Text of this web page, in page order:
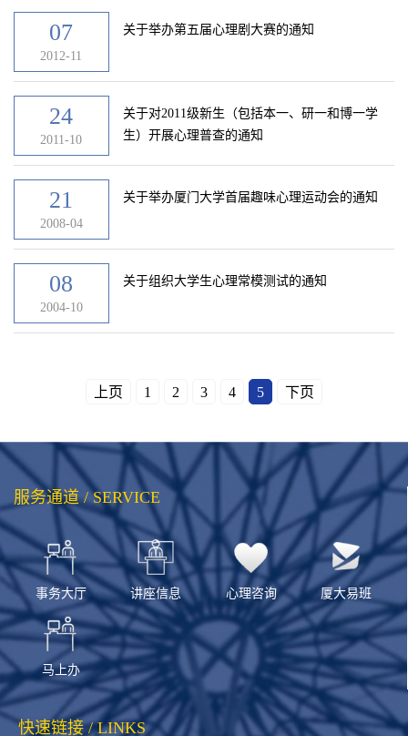
07
2012-11
关于举办第五届心理剧大赛的通知
24
2011-10
关于对2011级新生（包括本一、研一和博一学
生）开展心理普查的通知
21
2008-04
关于举办厦门大学首届趣味心理运动会的通知
08
2004-10
关于组织大学生心理常模测试的通知
上页 1 2 3 4 5 下页
服务通道 / SERVICE
事务大厅 讲座信息 心理咨询 厦大易班
马上办
快速链接 / LINKS